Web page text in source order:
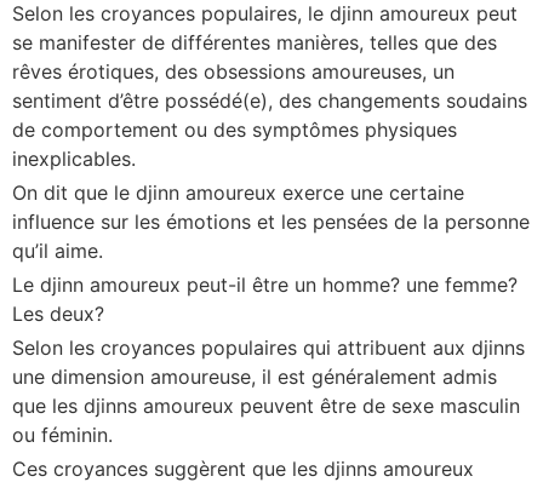
Selon les croyances populaires, le djinn amoureux peut
se manifester de différentes manières, telles que des
rêves érotiques, des obsessions amoureuses, un
sentiment d’être possédé(e), des changements soudains
de comportement ou des symptômes physiques
inexplicables.
On dit que le djinn amoureux exerce une certaine
influence sur les émotions et les pensées de la personne
qu’il aime.
Le djinn amoureux peut-il être un homme? une femme?
Les deux?
Selon les croyances populaires qui attribuent aux djinns
une dimension amoureuse, il est généralement admis
que les djinns amoureux peuvent être de sexe masculin
ou féminin.
Ces croyances suggèrent que les djinns amoureux